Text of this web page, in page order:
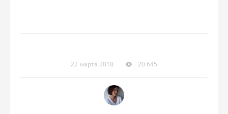
22 марта 2018 20 645